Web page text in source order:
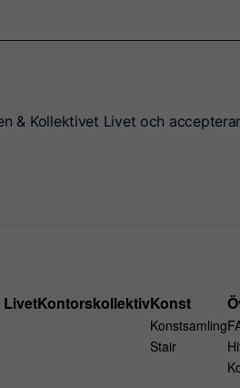
& Kollektivet Livet och
KontorskollektivKonst
Konstsamling
Stair